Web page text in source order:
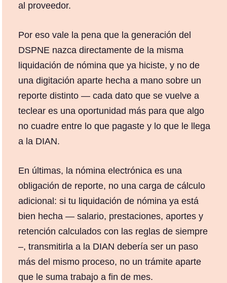
al proveedor.
Por eso vale la pena que la generación del
DSPNE nazca directamente de la misma
liquidación de nómina que ya hiciste, y no de
una digitación aparte hecha a mano sobre un
reporte distinto — cada dato que se vuelve a
teclear es una oportunidad más para que algo
no cuadre entre lo que pagaste y lo que le llega
a la DIAN.
En últimas, la nómina electrónica es una
obligación de reporte, no una carga de cálculo
adicional: si tu liquidación de nómina ya está
bien hecha — salario, prestaciones, aportes y
retención calculados con las reglas de siempre
–, transmitirla a la DIAN debería ser un paso
más del mismo proceso, no un trámite aparte
que le suma trabajo a fin de mes.